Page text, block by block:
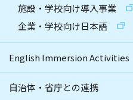
施設・学校向け導入事業
企業・学校向け日本語
English Immersion Activities
自治体・省庁との連携